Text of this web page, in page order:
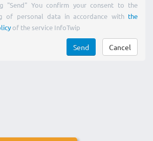
"Send" You confirm your consent to the
of personal data in accordance with the
of the service InfoTwip
Send Cancel